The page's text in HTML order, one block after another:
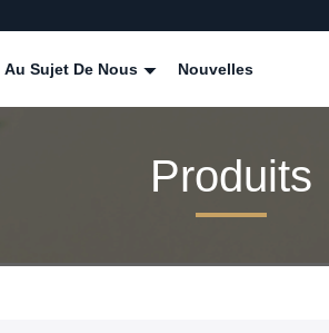
Au Sujet De Nous Nouvelles
Produits